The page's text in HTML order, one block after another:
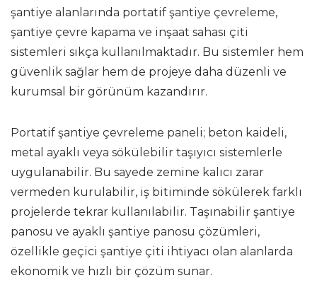
şantiye alanlarında portatif şantiye çevreleme,
şantiye çevre kapama ve inşaat sahası çiti
sistemleri sıkça kullanılmaktadır. Bu sistemler hem
güvenlik sağlar hem de projeye daha düzenli ve
kurumsal bir görünüm kazandırır.
Portatif şantiye çevreleme paneli; beton kaideli,
metal ayaklı veya sökülebilir taşıyıcı sistemlerle
uygulanabilir. Bu sayede zemine kalıcı zarar
vermeden kurulabilir, iş bitiminde sökülerek farklı
projelerde tekrar kullanılabilir. Taşınabilir şantiye
panosu ve ayaklı şantiye panosu çözümleri,
özellikle geçici şantiye çiti ihtiyacı olan alanlarda
ekonomik ve hızlı bir çözüm sunar.